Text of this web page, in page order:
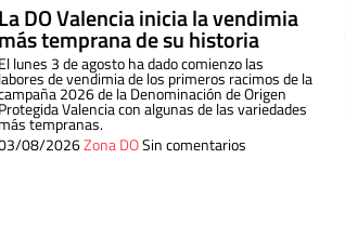
La DO Valencia inicia la vendimia
más temprana de su historia
El lunes 3 de agosto ha dado comienzo las
labores de vendimia de los primeros racimos de la
2026 de la Denominación de Origen
Protegida Valencia con algunas de las variedades
más tempranas.
08/2026Zona DOSin comentarios